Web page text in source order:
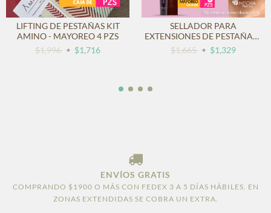
LIFTING DE PESTAÑAS KIT
AMINO - MAYOREO 4 PZS
$1,996
$1,716
SELLADOR PARA
EXTENSIONES DE PESTAÑAS -
MAYOREO 5PZS
$1,665 $1,329
ENVÍOS GRATIS
COMPRANDO $1900 O MÁS CON FEDEX 3 A 5 DÍAS HÁBILES. EN
ZONAS EXTENDIDAS SE COBRA UN EXTRA.